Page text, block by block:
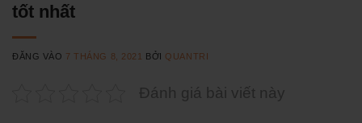
tốt nhất
ĐĂNG VÀO 7 THÁNG 8, 2021 BỞI QUANTRI
Đánh giá bài viết này